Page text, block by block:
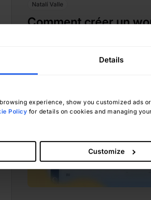
Details
experience, show you customized ads
Policy for details on cookies and managing
Customize
Natalí Valle
Comment créer un
partir d'un modèle dans